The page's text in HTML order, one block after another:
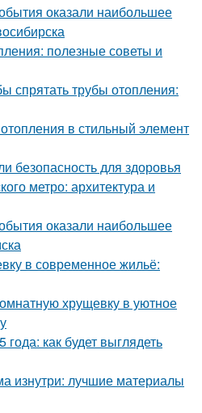
оказали наибольшее
полезные советы и
спрятать трубы отопления:
в стильный элемент
безопасность для здоровья
метро: архитектура и
оказали наибольшее
в современное жильё:
хрущевку в уютное
как будет выглядеть
изнутри: лучшие материалы